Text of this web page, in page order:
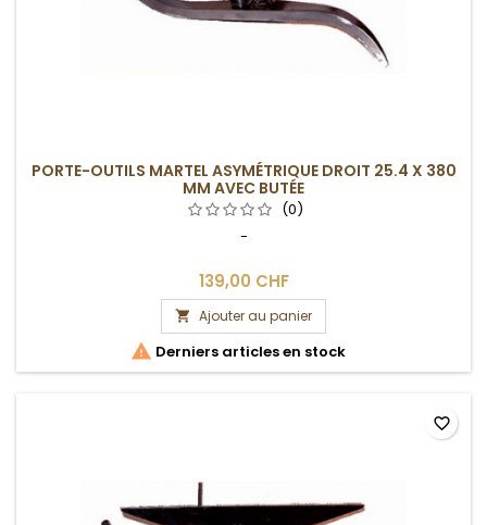
PORTE-OUTILS MARTEL ASYMÉTRIQUE DROIT 25.4 X 380
MM AVEC BUTÉE
(0)
-
139,00 CHF
 Ajouter au panier
 Derniers articles en stock
favorite_border